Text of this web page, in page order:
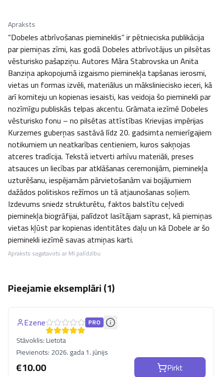
Apraksts
“Dobeles atbrīvošanas piemineklis” ir pētnieciska publikācija
par piemiņas zīmi, kas godā Dobeles atbrīvotājus un pilsētas
vēsturisko pašapziņu. Autores Māra Stabrovska un Anita
Banziņa apkopojumā izgaismo pieminekļa tapšanas ierosmi,
vietas un formas izvēli, materiālus un māksliniecisko ieceri, kā
arī komiteju un kopienas iesaisti, kas veidoja šo pieminekli par
nozīmīgu publiskās telpas akcentu. Grāmata iezīmē Dobeles
vēsturisko fonu – no pilsētas attīstības Krievijas impērijas
Kurzemes guberņas sastāvā līdz 20. gadsimta nemierīgajiem
notikumiem un neatkarības centieniem, kuros sakņojas
atceres tradīcija. Tekstā ietverti arhīvu materiāli, preses
atsauces un liecības par atklāšanas ceremonijām, pieminekļa
uzturēšanu, iespējamām pārvietošanām vai bojājumiem
dažādos politiskos režīmos un tā atjaunošanas soļiem.
Izdevums sniedz strukturētu, faktos balstītu ceļvedi
pieminekļa biogrāfijai, palīdzot lasītājam saprast, kā piemiņas
vietas kļūst par kopienas identitātes daļu un kā Dobele ar šo
pieminekli iezīmē savas atmiņas karti.
Apraksts sagatavots ar MI palīdzību
Pieejamie eksemplāri (1)
Ezene PRO
Stāvoklis:Lietota
Pievienots:2026. gada 1. jūnijs
€10.00 Pirkt